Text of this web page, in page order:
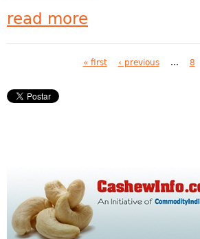
read more
« first ‹ previous … 8